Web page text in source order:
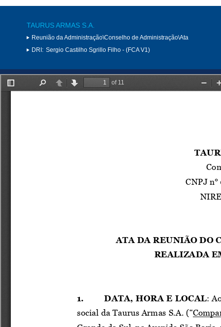
TAURUS ARMAS S.A.
Reunião da Administração\Conselho de Administração\Ata
DRI: Sergio Castilho Sgrillo Filho - (FCA V1)